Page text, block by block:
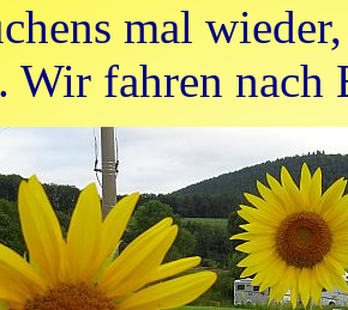
mal
Wir fahren nach